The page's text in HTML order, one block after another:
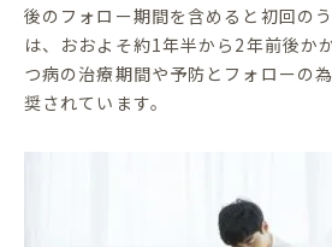
後のフォロー期間を含めると初回の
は、おおよそ約1年半から2年前後か
つ病の治療期間や予防とフォローの
奨されています。